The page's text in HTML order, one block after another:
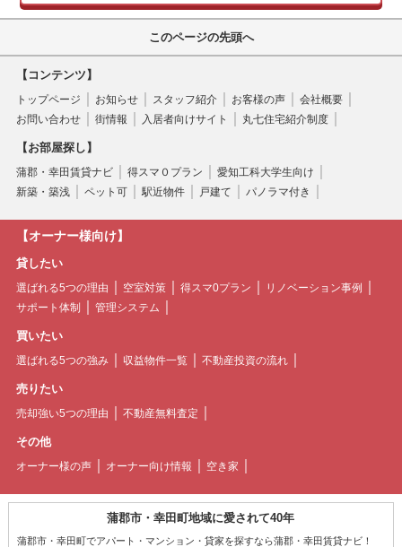
このページの先頭へ
【コンテンツ】
トップページ お知らせ スタッフ紹介 お客様の声
会社概要
お問い合わせ
街情報 入居者向けサイト 丸七住宅紹介制度
【お部屋探し】
蒲郡・幸田賃貸ナビ 得スマ０プラン
愛知工科大学生向け
新築・築浅
ペット可 駅近物件 戸建て パノラマ付き
【オーナー様向け】
貸したい
選ばれる5つの理由 空室対策 得スマ0プラン
リノベーション事例
サポート体制
管理システム
買いたい
選ばれる5つの強み 収益物件一覧 不動産投資の流れ
売りたい
売却強い5つの理由 不動産無料査定
その他
オーナー様の声 オーナー向け情報 空き家
蒲郡市・幸田町地域に愛されて40年
蒲郡市・幸田町でアパート・マンション・貸家を探すなら蒲郡・幸田賃貸ナビ！